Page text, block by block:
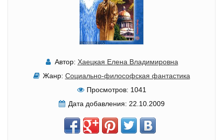
Автор: Хаецкая Елена Владимировна
Жанр: Социально-философская фантастика
Просмотров: 1041
Дата добавления: 22.10.2009